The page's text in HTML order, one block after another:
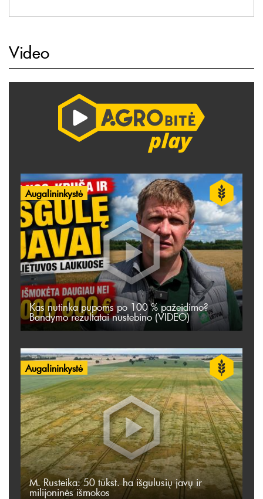
Video
Augalininkystė
Kas nutinka pupoms po 100 % pažeidimo?
Bandymo rezultatai nustebino (VIDEO)
Augalininkystė
M. Rusteika: 50 tūkst. ha išgulusių javų ir
milijoninės išmokos